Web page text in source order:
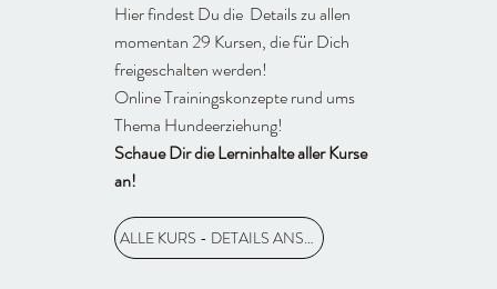
Hier findest Du die Details zu allen
momentan 29 Kursen, die für Dich
freigeschalten werden!
Online Trainingskonzepte rund ums
Thema Hundeerziehung!
Schaue Dir die Lerninhalte aller Kurse
an!
ALLE KURS - DETAILS ANSCHAUEN